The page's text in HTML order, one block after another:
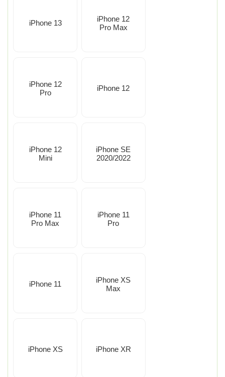
iPhone 13
iPhone 12
Pro Max
iPhone 12
Pro
iPhone 12
iPhone 12
Mini
iPhone SE
2020/2022
iPhone 11
Pro Max
iPhone 11
Pro
iPhone 11
iPhone XS
Max
iPhone XS iPhone XR